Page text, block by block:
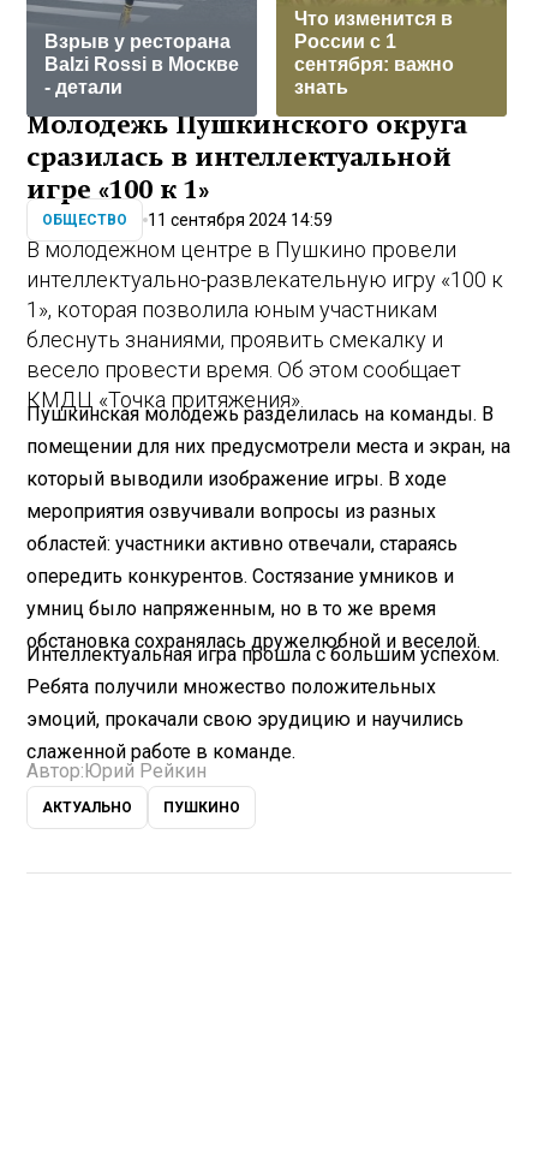
Взрыв у ресторана
Balzi Rossi в Москве
- детали
Что изменится в
России с 1
сентября: важно
знать
Молодежь Пушкинского округа
сразилась в интеллектуальной
игре «100 к 1»
ОБЩЕСТВО 11 сентября 2024 14:59
В молодежном центре в Пушкино провели
интеллектуально-развлекательную игру «100 к
1», которая позволила юным участникам
блеснуть знаниями, проявить смекалку и
весело провести время. Об этом сообщает
КМДЦ «Точка притяжения».
Пушкинская молодежь разделилась на команды. В
помещении для них предусмотрели места и экран, на
который выводили изображение игры. В ходе
мероприятия озвучивали вопросы из разных
областей: участники активно отвечали, стараясь
опередить конкурентов. Состязание умников и
умниц было напряженным, но в то же время
обстановка сохранялась дружелюбной и веселой.
Интеллектуальная игра прошла с большим успехом.
Ребята получили множество положительных
эмоций, прокачали свою эрудицию и научились
слаженной работе в команде.
Автор: Юрий Рейкин
АКТУАЛЬНО ПУШКИНО